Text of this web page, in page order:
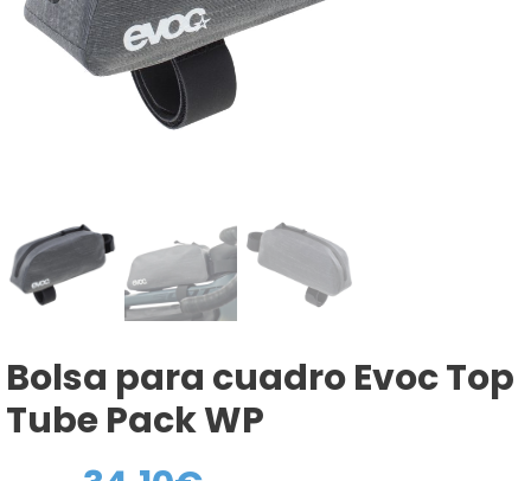
Bolsa para cuadro Evoc Top
Tube Pack WP
El
El